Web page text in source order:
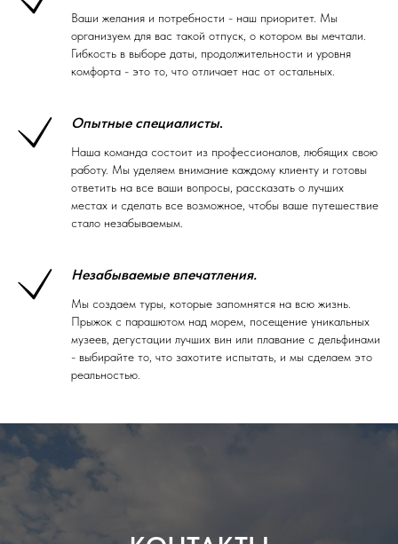
Ваши желания и потребности - наш приоритет. Мы
организуем для вас такой отпуск, о котором вы мечтали.
Гибкость в выборе даты, продолжительности и уровня
комфорта - это то, что отличает нас от остальных.
Опытные специалисты.
Наша команда состоит из профессионалов, любящих свою
работу. Мы уделяем внимание каждому клиенту и готовы
ответить на все ваши вопросы, рассказать о лучших
местах и сделать все возможное, чтобы ваше путешествие
стало незабываемым.
Незабываемые впечатления.
Мы создаем туры, которые запомнятся на всю жизнь.
Прыжок с парашютом над морем, посещение уникальных
музеев, дегустации лучших вин или плавание с дельфинами
- выбирайте то, что захотите испытать, и мы сделаем это
реальностью.